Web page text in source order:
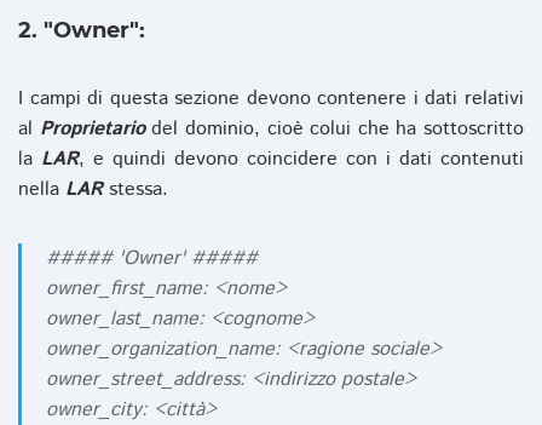
2. "Owner":
I campi di questa sezione devono contenere i dati relativi
al Proprietariodel dominio, cioè colui che ha sottoscritto
la LAR, e quindi devono coincidere con i dati contenuti
nella LARstessa.
##### 'Owner' #####
owner_first_name: <nome>
owner_last_name: <cognome>
owner_organization_name: <ragione sociale>
owner_street_address: <indirizzo postale>
owner_city: <città>